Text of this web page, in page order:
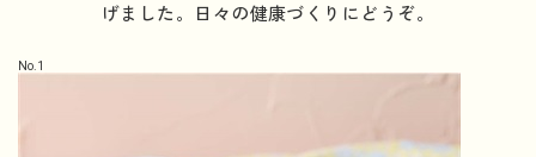
げました。日々の健康づくりにどうぞ。
No. 1